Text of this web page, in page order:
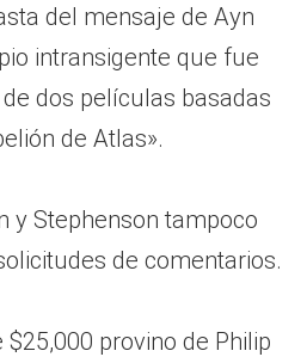
del mensaje de Ayn
intransigente que fue
dos películas basadas
de Atlas».
y Stephenson tampoco
de comentarios.
provino de Philip